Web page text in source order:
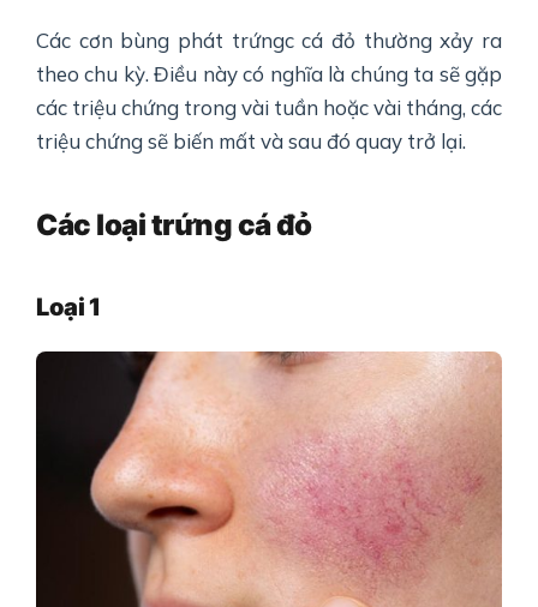
Các cơn bùng phát trứngc cá đỏ thường xảy ra
theo chu kỳ. Điều này có nghĩa là chúng ta sẽ gặp
các triệu chứng trong vài tuần hoặc vài tháng, các
triệu chứng sẽ biến mất và sau đó quay trở lại.
Các loại trứng cá đỏ
Loại1